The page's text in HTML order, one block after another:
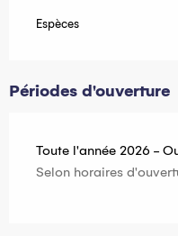
Espèces
Périodes d'ouverture
Toute l'année 2026 -
Selon horaires